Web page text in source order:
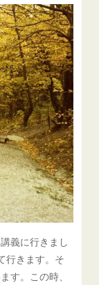
義に行きまし
行きます。そ
す。この時、